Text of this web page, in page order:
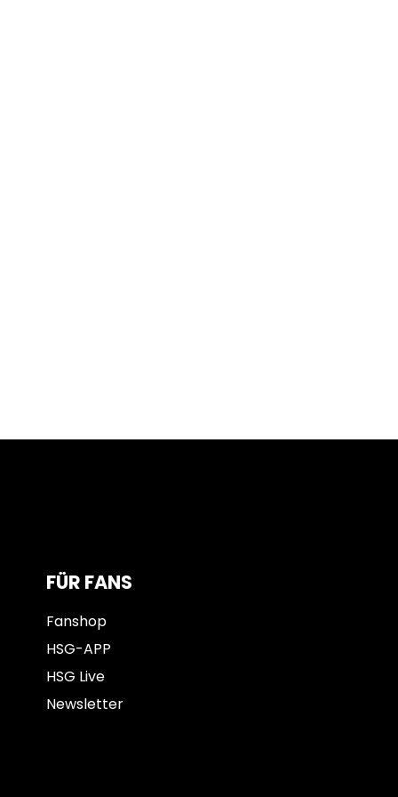
FÜR FANS
Fanshop
HSG-APP
HSG Live
Newsletter